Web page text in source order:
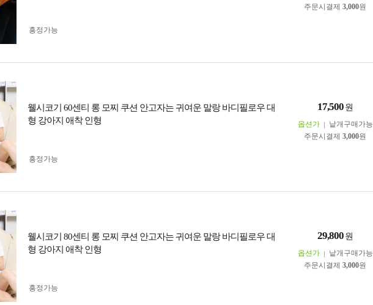
주문시결제 3,000원
흥정가능
웰시코기 60센티 롱 모찌 쿠션 안고자는 귀여운 말랑 바디필로우 대
형 강아지 애착 인형
17,500 원
옵션가
낱개구매가능
주문시결제 3,000원
흥정가능
웰시코기 80센티 롱 모찌 쿠션 안고자는 귀여운 말랑 바디필로우 대
형 강아지 애착 인형
29,800 원
옵션가
낱개구매가능
주문시결제 3,000원
흥정가능